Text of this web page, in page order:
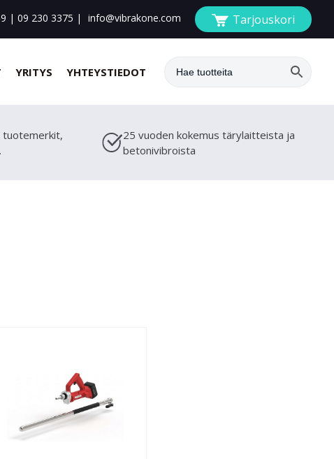
|09 230 3375 | info@vibrakone.com Tarjouskori
YRITYS YHTEYSTIEDOT
tuotemerkit,
25 vuoden kokemus tärylaitteista ja
betonivibroista